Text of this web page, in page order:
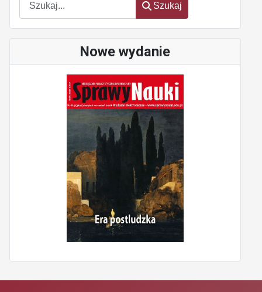
Szukaj
Nowe wydanie